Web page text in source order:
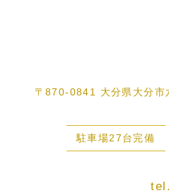
〒870-0841 大分県大分
駐車場27台完備